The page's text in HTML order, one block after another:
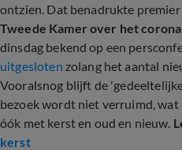
ontzien. Dat benadrukte
Tweede Kamer over het
dinsdag bekend op een
uitgesloten zolang het aantal
Vooralsnog blijft de
bezoek wordt niet verruimd, wat
óók met kerst en oud en nieuw.
kerst